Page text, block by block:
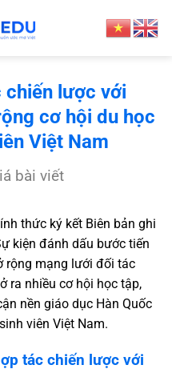
chiến lược với
cơ hội du học
Việt Nam
bài viết
thức ký kết Biên bản ghi
kiện đánh dấu bước tiến
rộng mạng lưới đối tác
ra nhiều cơ hội học tập,
nền giáo dục Hàn Quốc
viên Việt Nam.
tác chiến lược với